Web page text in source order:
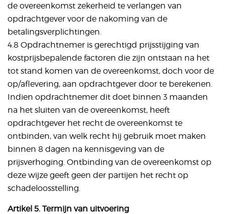
de overeenkomst zekerheid te verlangen van
opdrachtgever voor de nakoming van de
betalingsverplichtingen.
4.8 Opdrachtnemer is gerechtigd prijsstijging van
kostprijsbepalende factoren die zijn ontstaan na het
tot stand komen van de overeenkomst, doch voor de
op/aflevering, aan opdrachtgever door te berekenen.
Indien opdrachtnemer dit doet binnen 3 maanden
na het sluiten van de overeenkomst, heeft
opdrachtgever het recht de overeenkomst te
ontbinden, van welk recht hij gebruik moet maken
binnen 8 dagen na kennisgeving van de
prijsverhoging. Ontbinding van de overeenkomst op
deze wijze geeft geen der partijen het recht op
schadeloosstelling.
Artikel 5. Termijn van uitvoering